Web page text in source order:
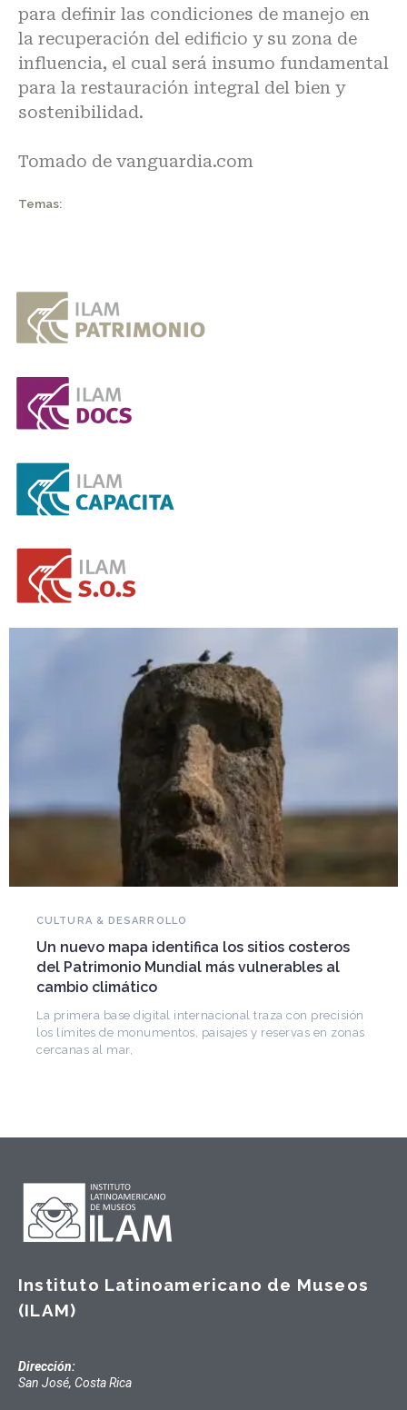
para definir las condiciones de manejo en
la recuperación del edificio y su zona de
influencia, el cual será insumo fundamental
para la restauración integral del bien y
sostenibilidad.
Tomado de vanguardia.com
Temas:
Falleció Ramón Gutiérrez, guardián del
patrimonio iberoamericano
Arquitecto, historiador e Investigador Superior del
CONICET, fundó el CEDODAL e impulsó los Seminarios
de Arquitectura Latinoamericana. Publicó más de
Instituto Latinoamericano de Museos
(ILAM)
Dirección:
San José, Costa Rica